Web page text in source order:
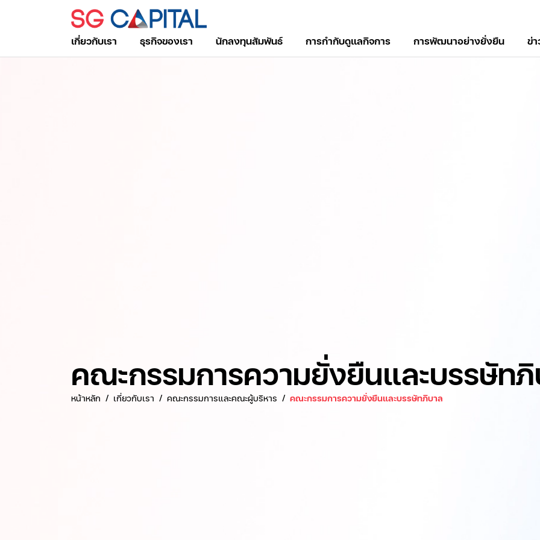
เกี่ยวกับเรา ธุรกิจของเรา นักลงทุนสัมพันธ์ การกำกับดูแลกิจการ การพัฒนาอย่างยั่งยืน ข่
คณะกรรมการความยั่งยืนและบรรษัท
หน้าหลัก เกี่ยวกับเรา คณะกรรมการและคณะผู้บริหาร คณะกรรมการความยั่งยืนและบรรษัทภิบาล